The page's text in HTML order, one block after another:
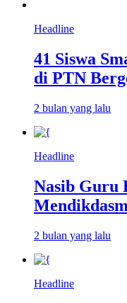
Headline
41 Siswa
di PTN
2 bulan yang lalu
Headline
Nasib Guru
2 bulan yang lalu
Headline